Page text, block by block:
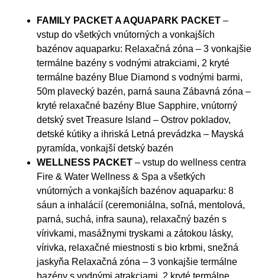
FAMILY PACKET A AQUAPARK PACKET –
vstup do všetkých vnútorných a vonkajších
bazénov aquaparku: Relaxačná zóna – 3 vonkajšie
termálne bazény s vodnými atrakciami, 2 kryté
termálne bazény Blue Diamond s vodnými barmi,
50m plavecký bazén, parná sauna Zábavná zóna –
kryté relaxačné bazény Blue Sapphire, vnútorný
detský svet Treasure Island – Ostrov pokladov,
detské kútiky a ihriská Letná prevádzka – Mayská
pyramída, vonkajší detský bazén
WELLNESS PACKET – vstup do wellness centra
Fire & Water Wellness & Spa a všetkých
vnútorných a vonkajších bazénov aquaparku: 8
sáun a inhalácií (ceremoniálna, soľná, mentolová,
parná, suchá, infra sauna), relaxačný bazén s
vírivkami, masážnymi tryskami a zátokou lásky,
vírivka, relaxačné miestnosti s bio krbmi, snežná
jaskyňa Relaxačná zóna – 3 vonkajšie termálne
bazény s vodnými atrakciami, 2 kryté termálne